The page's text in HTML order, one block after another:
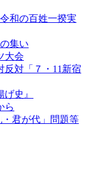
和の百姓一揆実
集い
大会
反対「７・11新宿
史』
ら
君が代」問題等